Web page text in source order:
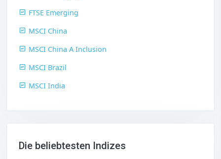
FTSE Emerging
MSCI China
MSCI China A Inclusion
MSCI Brazil
MSCI India
Die beliebtesten Indizes